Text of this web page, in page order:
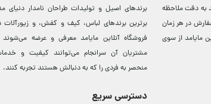
به دقت ملاحظه
در هر زمان
مایامد از سوی
برندهای اصيل و توليدات طراحان نامدار دنيای
برترين‌ برندهای لباس، کيف و کفش، و زيورآلات
فروشگاه آنلاين مایامد معرفی و عرضه
مشتريان آن سرانجام می‌توانند کيفيت و
منحصر به فردی را که به دنبالش هستند تجربه کنند.
دسترسی سریع